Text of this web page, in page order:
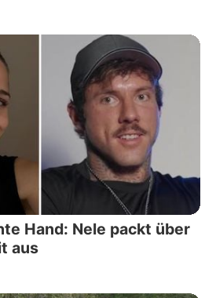
Hand: Nele packt über
aus